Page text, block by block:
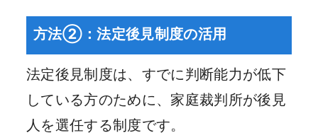
方法②：法定後見制度の活用
法定後見制度は、すでに判断能力が低下
している方のために、家庭裁判所が後見
人を選任する制度です。